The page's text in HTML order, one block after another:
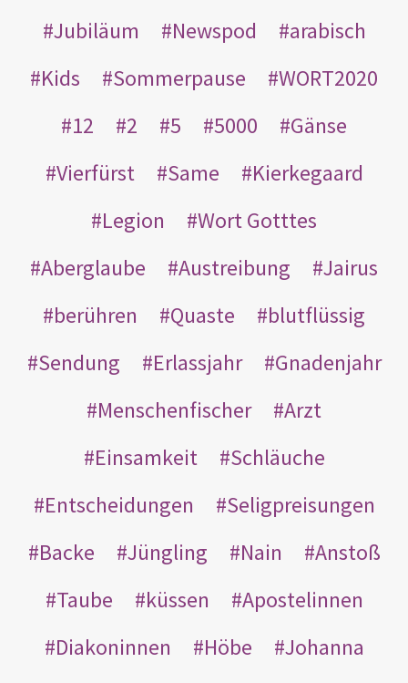
Jubiläum Newspod
arabisch
Kids
Sommerpause
WORT2020
12
2 5 5000
Gänse
Vierfürst
Same
Kierkegaard
Legion
Wort Gotttes
Aberglaube
Austreibung
Jairus
berühren
Quaste
blutflüssig
Sendung
Erlassjahr
Gnadenjahr
Menschenfischer
Arzt
Einsamkeit
Schläuche
Entscheidungen
Seligpreisungen
Backe
Jüngling Nain
Anstoß
Taube
küssen
Apostelinnen
Diakoninnen
Höbe
Johanna